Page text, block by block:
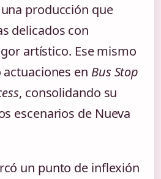
producción que
delicados con
artístico. Ese mismo
en Bus Stop
, consolidando su
escenarios de Nueva
un punto de inflexión